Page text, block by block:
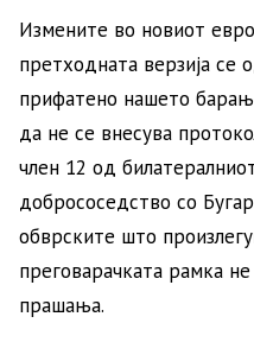
Измените во новиот
претходната верзија се
прифатено нашето
да не се внесува
член 12 од
добрососедство со
обврските што
преговарачката рамка
прашања.